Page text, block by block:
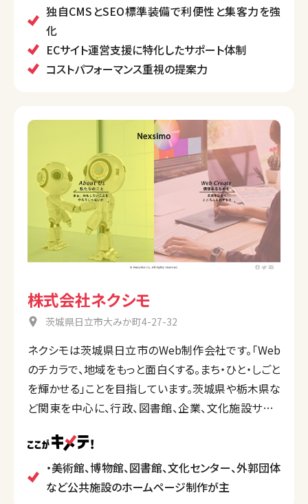
また、ネットショップ運営支援にも注力し、複数のEC
モール展開やショップSEO、代行サポートも提供してい
ます。
独自CMSとSEO標準装備で利便性と集客力を強
化
ECサイト運営支援に特化したサポート体制
コストパフォーマンス重視の提案力
株式会社ネクシモ
茨城県日立市大みか町4-27-32
ネクシモは茨城県日立市のWeb制作会社です。「Web
のチカラで、地域をもっと面白くする。まち・ひと・しごと
を輝かせる」ことを目指しています。茨城県や栃木県な
ど関東を中心に、行政、図書館、企業、文化施設サイト
・美術館、博物館、図書館、文化センター、外郭団体
など公共施設のホームページ制作が主